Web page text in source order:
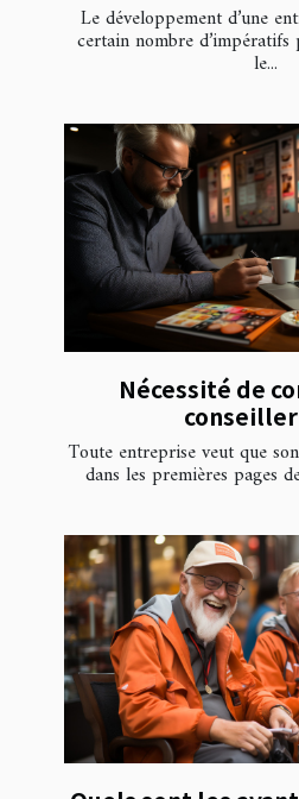
Le développement d’une
certain nombre
le...
Nécessité de
conseiller
Toute entreprise veut que
dans les premières pages